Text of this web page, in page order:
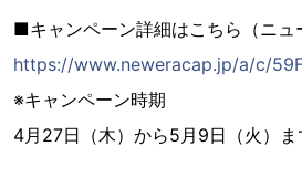
■キャンペーン詳細はこちら（ニュ
https://www.neweracap.jp/a/c/
※キャンペーン時期
4月27日（木）から5月9日（火）ま